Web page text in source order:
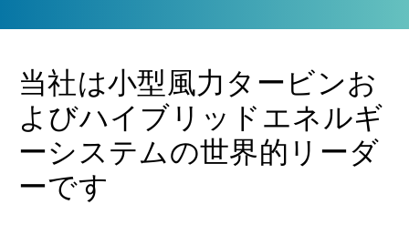
当社は小型風力タービンお
よびハイブリッドエネルギ
ーシステムの世界的リーダ
ーです